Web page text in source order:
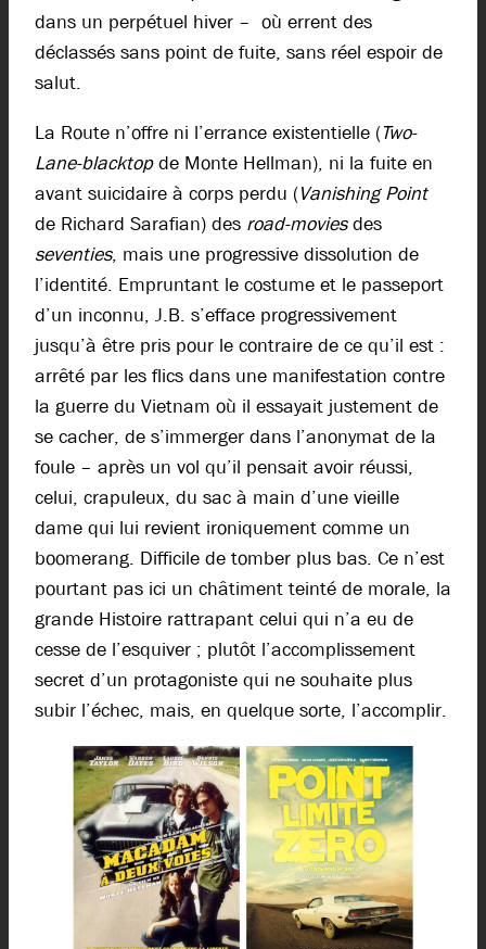
dans un perpétuel hiver – où errent des
déclassés sans point de fuite, sans réel espoir de
salut.
La Route n’offre ni l’errance existentielle (Two-
Lane-blacktopde Monte Hellman), ni la fuite en
avant suicidaire à corps perdu (Vanishing Point
de Richard Sarafian) des road-moviesdes
seventies, mais une progressive dissolution de
l’identité. Empruntant le costume et le passeport
d’un inconnu, J.B. s’efface progressivement
jusqu’à être pris pour le contraire de ce qu’il est :
arrêté par les flics dans une manifestation contre
la guerre du Vietnam où il essayait justement de
se cacher, de s’immerger dans l’anonymat de la
foule – après un vol qu’il pensait avoir réussi,
celui, crapuleux, du sac à main d’une vieille
dame qui lui revient ironiquement comme un
boomerang. Difficile de tomber plus bas. Ce n’est
pourtant pas ici un châtiment teinté de morale, la
grande Histoire rattrapant celui qui n’a eu de
cesse de l’esquiver ; plutôt l’accomplissement
secret d’un protagoniste qui ne souhaite plus
subir l’échec, mais, en quelque sorte, l’accomplir.